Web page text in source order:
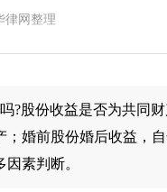
律网整理
?股份收益是否为共同
；婚前股份婚后收益，
素判断。